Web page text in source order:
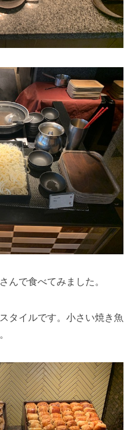
んで食べてみました。
タイルです。小さい焼き魚